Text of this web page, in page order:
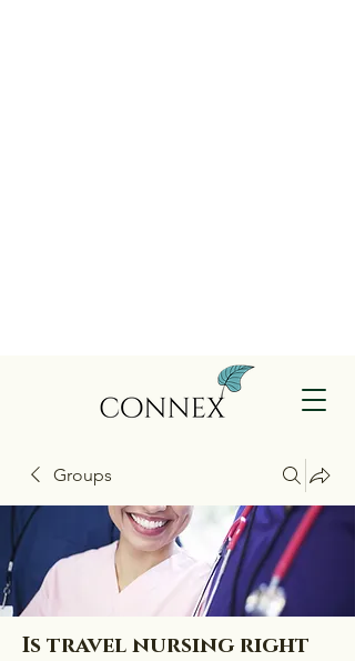
Groups
Is travel nursing right